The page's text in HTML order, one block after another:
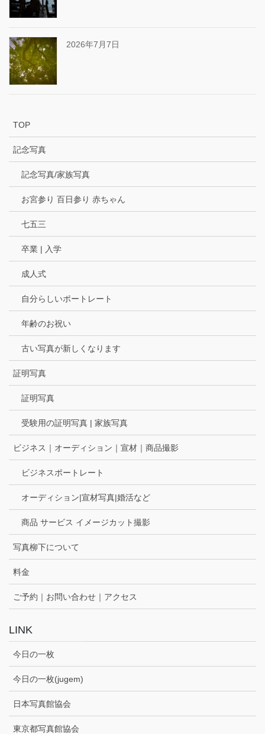
2026年7月7日
TOP
記念写真
記念写真/家族写真
お宮参り 百日参り 赤ちゃん
七五三
卒業 | 入学
成人式
自分らしいポートレート
年齢のお祝い
古い写真が新しくなります
証明写真
証明写真
受験用の証明写真 | 家族写真
ビジネス｜オーディション｜宣材｜商品撮影
ビジネスポートレート
オーディション|宣材写真|婚活など
商品 サービス イメージカット撮影
写真柳下について
料金
ご予約｜お問い合わせ｜アクセス
LINK
今日の一枚
今日の一枚(jugem)
日本写真館協会
東京都写真館協会